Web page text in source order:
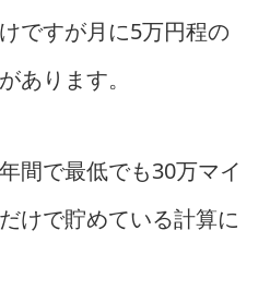
ですが月に5万円程の
あります。
間で最低でも30万マイ
けで貯めている計算に